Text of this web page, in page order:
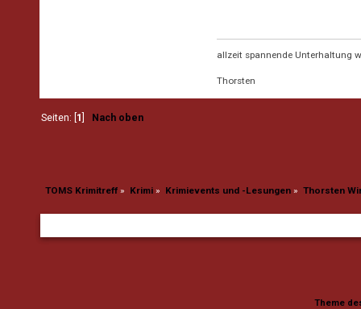
allzeit spannende Unterhaltung
Thorsten
Seiten: [ 1 Nach oben
TOMS Krimitreff» Krimi» Krimievents und -Lesungen» Thorsten
Theme